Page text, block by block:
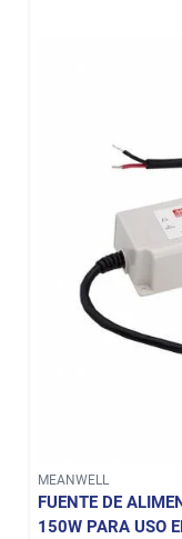
MEANWELL
FUENTE DE
150W PARA USO